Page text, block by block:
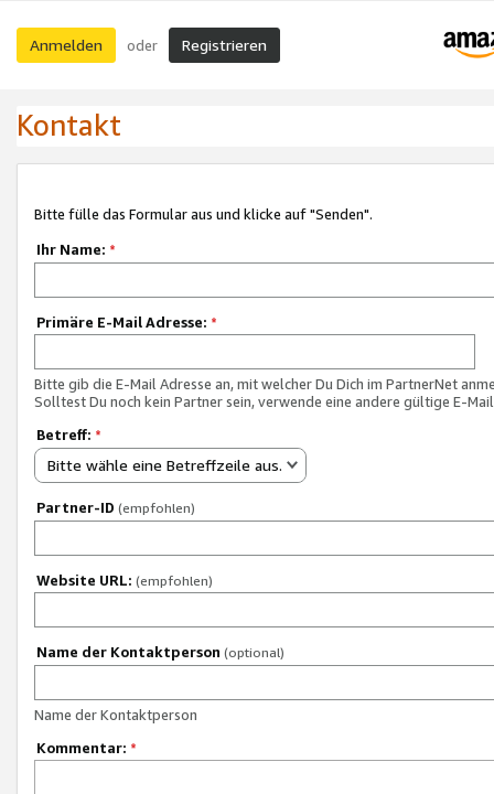
Anmelden oder Registrieren
Kontakt
Bitte fülle das Formular aus und klicke auf "Senden".
Ihr Name: *
Primäre E-Mail Adresse: *
Bitte gib die E-Mail Adresse an, mit welcher Du Dich im PartnerNet
Solltest Du noch kein Partner sein, verwende eine andere gültige E-
Betreff: *
Bitte wähle eine Betreffzeile aus.
Partner-ID (empfohlen)
Website URL: (empfohlen)
Name der Kontaktperson (optional)
Name der Kontaktperson
Kommentar: *